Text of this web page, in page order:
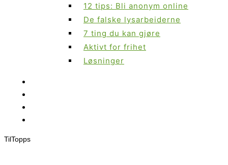
12 tips: Bli anonym online
De falske lysarbeiderne
7 ting du kan gjøre
Aktivt for frihet
Løsninger
TilTopps